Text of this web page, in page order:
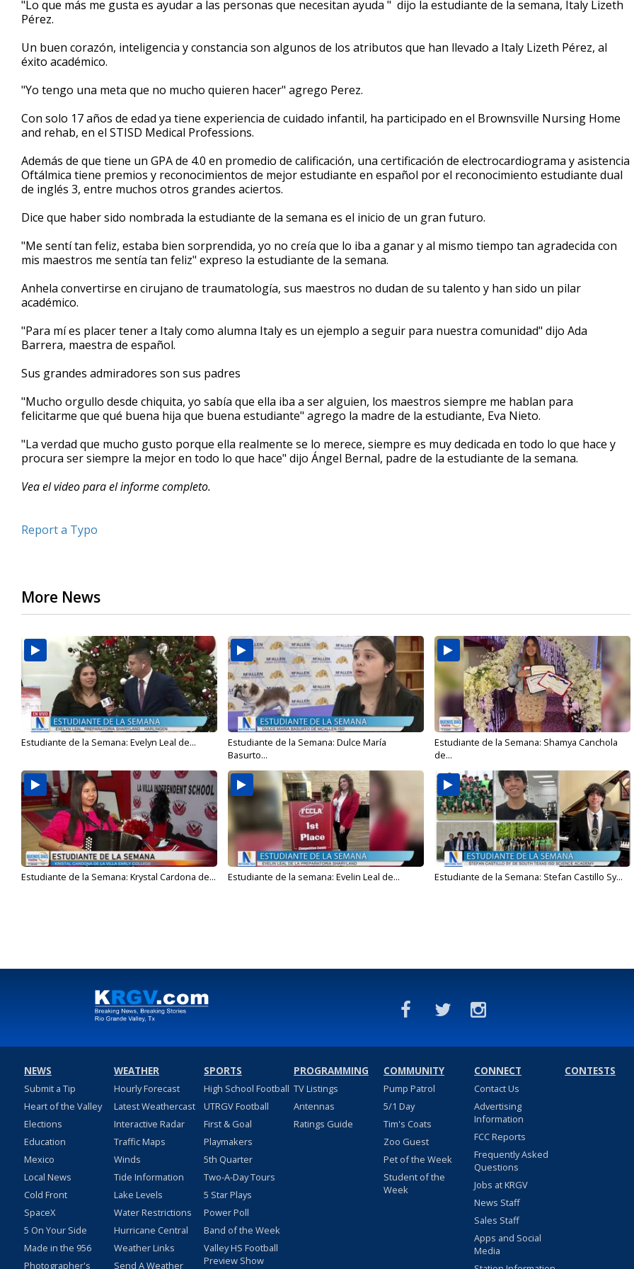
of
3
14
seconds
Volume
90%
"Lo que más me gusta es ayudar a las personas que necesitan ayuda " dijo la estudiante de la semana, Italy Lizeth
Pérez.
Un buen corazón, inteligencia y constancia son algunos de los atributos que han llevado a Italy Lizeth Pérez, al
éxito académico.
"Yo tengo una meta que no mucho quieren hacer" agrego Perez.
Con solo 17 años de edad ya tiene experiencia de cuidado infantil, ha participado en el Brownsville Nursing Home
and rehab, en el STISD Medical Professions.
Además de que tiene un GPA de 4.0 en promedio de calificación, una certificación de electrocardiograma y asistencia
Oftálmica tiene premios y reconocimientos de mejor estudiante en español por el reconocimiento estudiante dual
de inglés 3, entre muchos otros grandes aciertos.
Dice que haber sido nombrada la estudiante de la semana es el inicio de un gran futuro.
"Me sentí tan feliz, estaba bien sorprendida, yo no creía que lo iba a ganar y al mismo tiempo tan agradecida con
mis maestros me sentía tan feliz" expreso la estudiante de la semana.
Anhela convertirse en cirujano de traumatología, sus maestros no dudan de su talento y han sido un pilar
académico.
"Para mí es placer tener a Italy como alumna Italy es un ejemplo a seguir para nuestra comunidad" dijo Ada
Barrera, maestra de español.
Sus grandes admiradores son sus padres
"Mucho orgullo desde chiquita, yo sabía que ella iba a ser alguien, los maestros siempre me hablan para
felicitarme que qué buena hija que buena estudiante" agrego la madre de la estudiante, Eva Nieto.
"La verdad que mucho gusto porque ella realmente se lo merece, siempre es muy dedicada en todo lo que hace y
procura ser siempre la mejor en todo lo que hace" dijo Ángel Bernal, padre de la estudiante de la semana.
Vea el video para el informe completo.
Report a Typo
More News
Estudiante de la Semana: Evelyn Leal de...
Estudiante de la Semana: Dulce María
Basurto...
Estudiante de la Semana: Shamya Canchola
de...
Estudiante de la Semana: Krystal Cardona de... Estudiante de la semana: Evelin Leal de... Estudiante de la Semana: Stefan Castillo Sy...
NEWS
Submit a Tip
Heart of the Valley
Elections
Education
Mexico
Local News
Cold Front
SpaceX
5 On Your Side
Made in the 956
Photographer's
WEATHER
Hourly Forecast
Latest Weathercast
Interactive Radar
Traffic Maps
Winds
Tide Information
Lake Levels
Water Restrictions
Hurricane Central
Weather Links
Send A Weather
SPORTS
High School Football
UTRGV Football
First & Goal
Playmakers
5th Quarter
Two-A-Day Tours
5 Star Plays
Power Poll
Band of the Week
Valley HS Football
Preview Show
PROGRAMMING
TV Listings
Antennas
Ratings Guide
COMMUNITY
Pump Patrol
5/1 Day
Tim's Coats
Zoo Guest
Pet of the Week
Student of the
Week
CONNECT
Contact Us
Advertising
Information
FCC Reports
Frequently Asked
Questions
Jobs at KRGV
News Staff
Sales Staff
Apps and Social
Media
CONTESTS